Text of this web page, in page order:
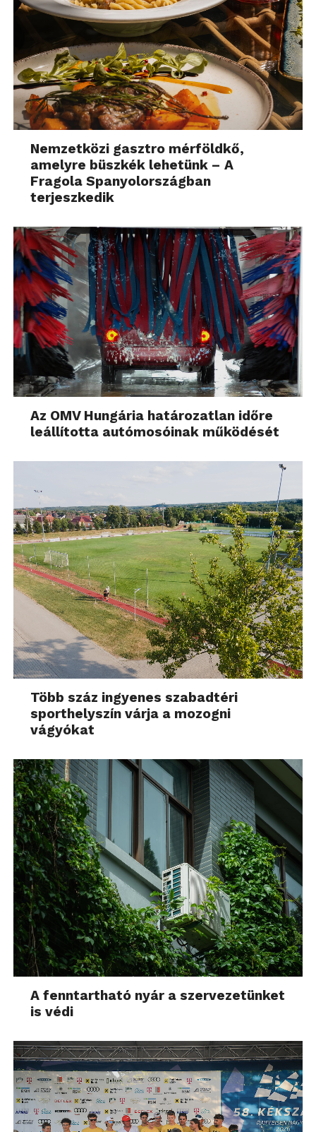
Nemzetközi gasztro mérföldkő,
amelyre büszkék lehetünk – A
Fragola Spanyolországban
terjeszkedik
Az OMV Hungária határozatlan időre
leállította autómosóinak működését
Több száz ingyenes szabadtéri
sporthelyszín várja a mozogni
vágyókat
A fenntartható nyár a szervezetünket
is védi